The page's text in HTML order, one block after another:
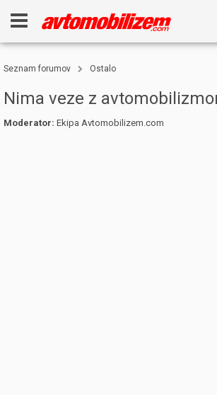
Seznam forumov Ostalo
Nima veze z
Moderator: Ekipa Avtomobilizem.com